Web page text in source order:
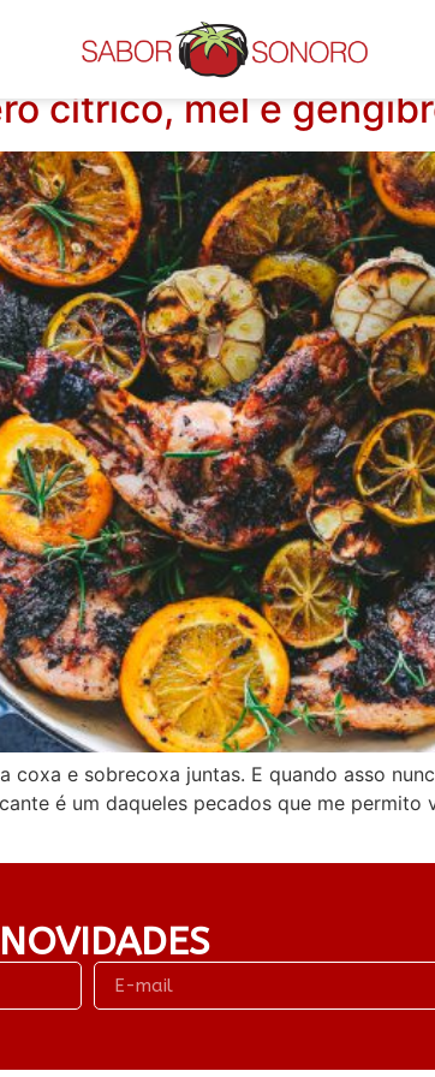
cítrico, mel e
e sobrecoxa juntas. E quando asso
é um daqueles pecados que me